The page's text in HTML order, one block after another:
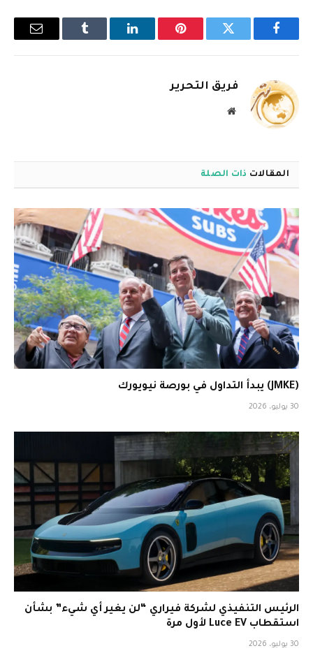
فيسبوك تويتر بينتيريستلينكدإن Tumblr
البريد
فريق التحرير
موقع
المقالات ذات الصلة
(JMKE) يبدأ التداول في بورصة نيويورك
30 يوليو، 2026
الرئيس التنفيذي لشركة فيراري “لن يغير أي شيء” بشأن
استقطاب Luce EV لأول مرة
30 يوليو، 2026